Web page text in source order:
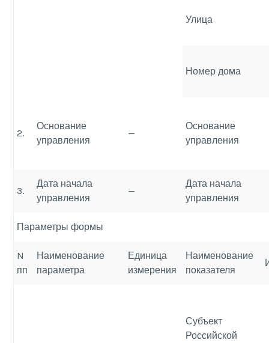
Улица
Номер дома
2.
Основание
управления
—
Основание
управления
3.
Дата начала
управления
—
Дата начала
управления
Параметры формы
N
пп
Наименование
параметра
Единица
измерения
Наименование
показателя
Субъект
Российской